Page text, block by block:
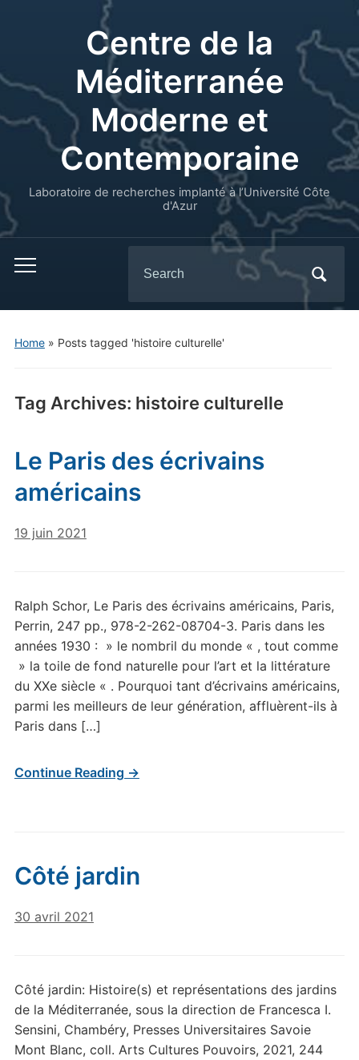
Centre de la
Méditerranée
Moderne et
Contemporaine
Laboratoire de recherches implanté à l’Université Côte
d'Azur
for:
Home» Posts tagged 'histoire culturelle'
Tag Archives: histoire culturelle
Le Paris des écrivains
américains
19 juin 2021
Ralph Schor, Le Paris des écrivains américains, Paris,
Perrin, 247 pp., 978-2-262-08704-3. Paris dans les
années 1930 : » le nombril du monde « , tout comme
» la toile de fond naturelle pour l’art et la littérature
du XXe siècle « . Pourquoi tant d’écrivains américains,
parmi les meilleurs de leur génération, affluèrent-ils à
Paris dans […]
Continue Reading →
Côté jardin
30 avril 2021
Côté jardin: Histoire(s) et représentations des jardins
de la Méditerranée, sous la direction de Francesca I.
Sensini, Chambéry, Presses Universitaires Savoie
Mont Blanc, coll. Arts Cultures Pouvoirs, 2021, 244